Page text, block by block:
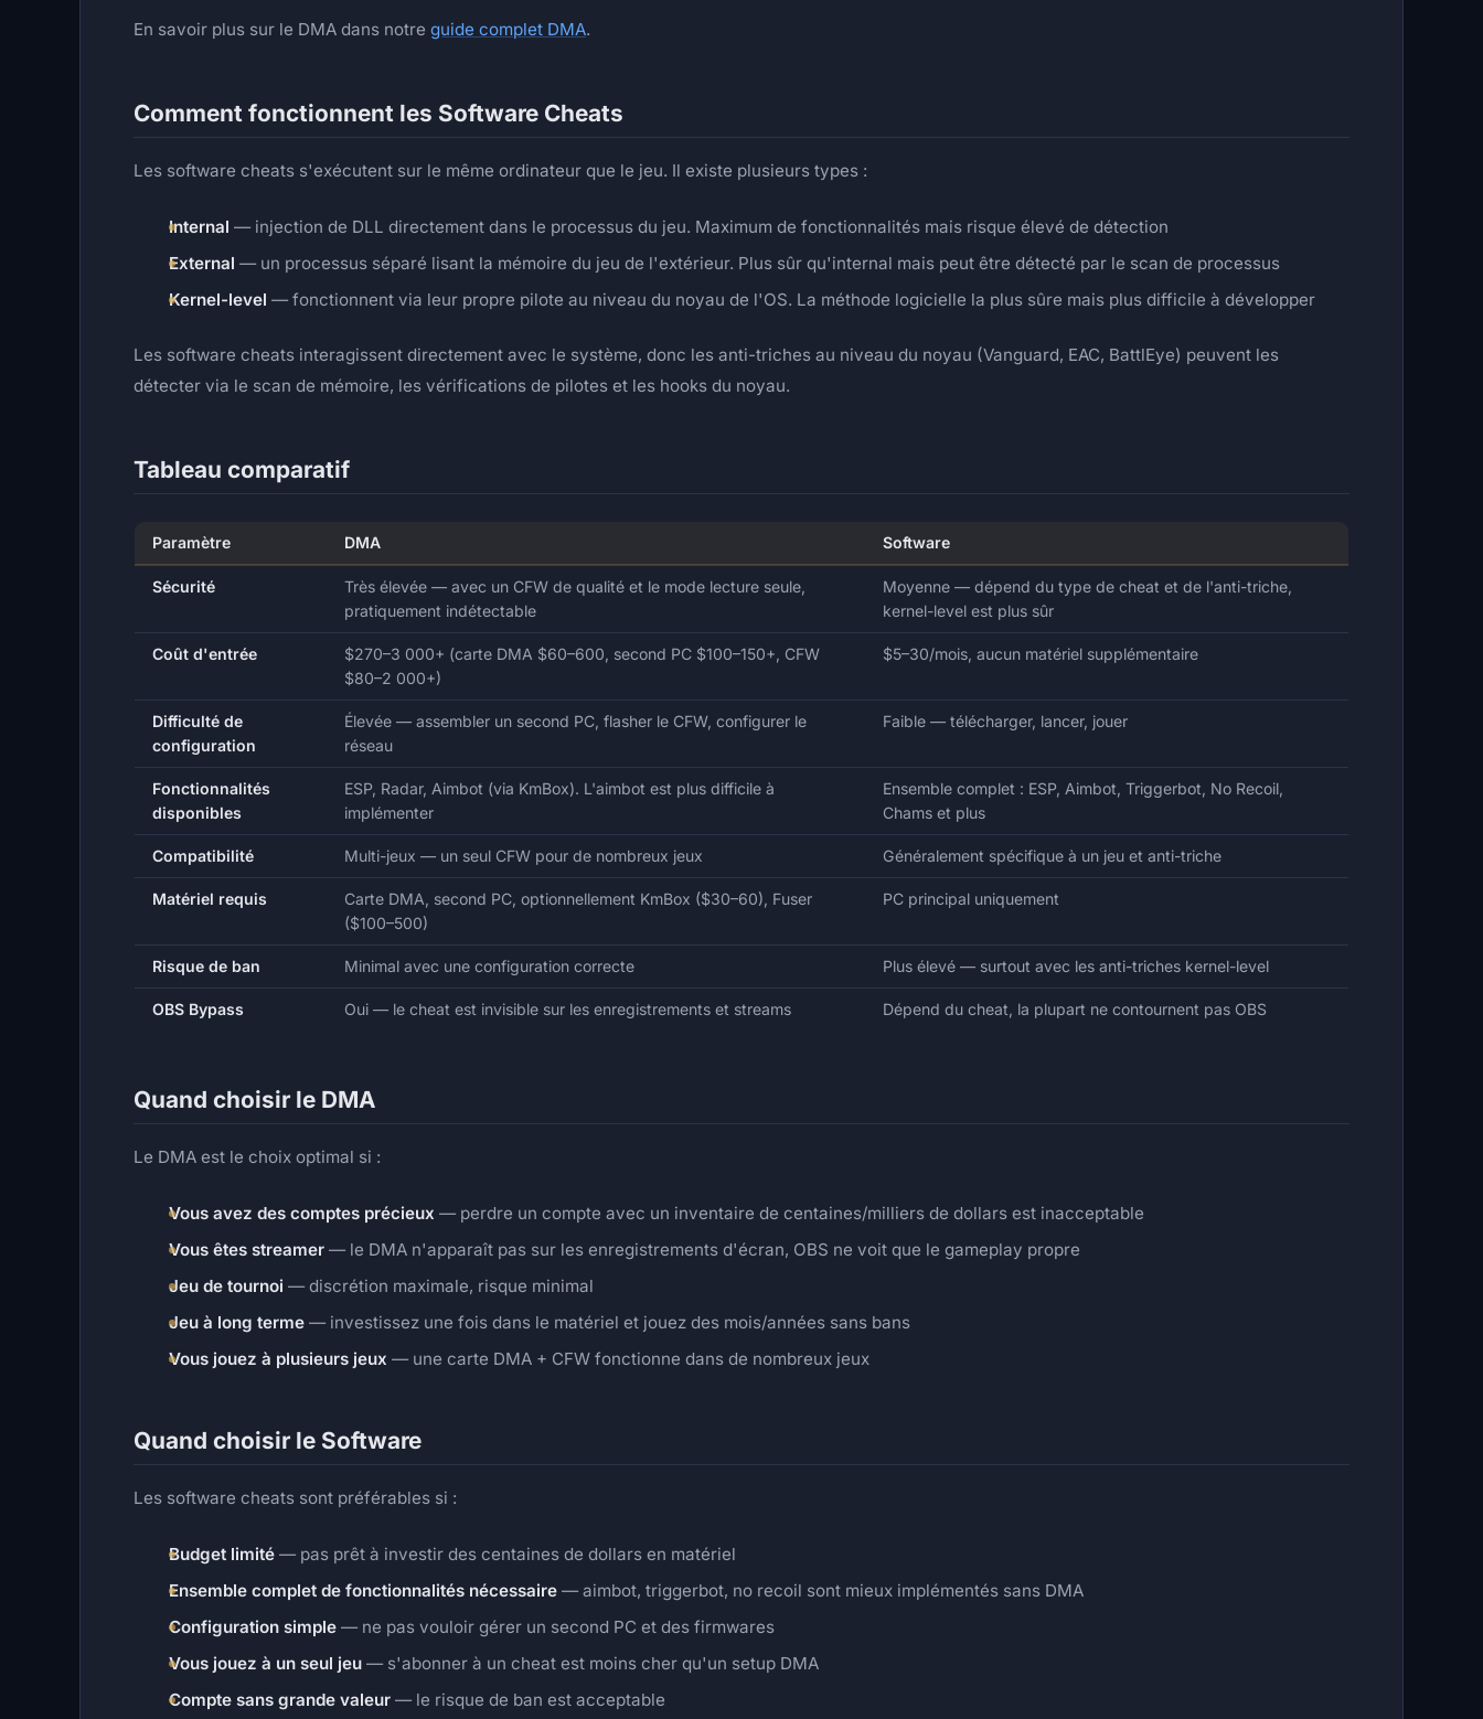
En savoir plus sur le DMA dans notre guide complet DMA.
Comment fonctionnent les Software Cheats
Les software cheats s'exécutent sur le même ordinateur que le jeu. Il existe plusieurs types :
Internal — injection de DLL directement dans le processus du jeu. Maximum de fonctionnalités mais risque élevé de détection
External — un processus séparé lisant la mémoire du jeu de l'extérieur. Plus sûr qu'internal mais peut être détecté par le scan de processus
Kernel-level — fonctionnent via leur propre pilote au niveau du noyau de l'OS. La méthode logicielle la plus sûre mais plus difficile à développer
Les software cheats interagissent directement avec le système, donc les anti-triches au niveau du noyau (Vanguard, EAC, BattlEye) peuvent les
détecter via le scan de mémoire, les vérifications de pilotes et les hooks du noyau.
Tableau comparatif
Paramètre DMA Software
Sécurité
Très élevée — avec un CFW de qualité et le mode lecture seule,
pratiquement indétectable
Moyenne — dépend du type de cheat et de l'anti-triche,
kernel-level est plus sûr
Coût d'entrée
$270–3 000+ (carte DMA $60–600, second PC $100–150+, CFW
$80–2 000+)
$5–30/mois, aucun matériel supplémentaire
Difficulté de
configuration
Élevée — assembler un second PC, flasher le CFW, configurer le
réseau
Faible — télécharger, lancer, jouer
Fonctionnalités
disponibles
ESP, Radar, Aimbot (via KmBox). L'aimbot est plus difficile à
implémenter
Ensemble complet : ESP, Aimbot, Triggerbot, No Recoil,
Chams et plus
Compatibilité Multi-jeux — un seul CFW pour de nombreux jeux Généralement spécifique à un jeu et anti-triche
Matériel requis
Carte DMA, second PC, optionnellement KmBox ($30–60), Fuser
($100–500)
PC principal uniquement
Risque de ban Minimal avec une configuration correcte Plus élevé — surtout avec les anti-triches kernel-level
OBS Bypass Oui — le cheat est invisible sur les enregistrements et streams Dépend du cheat, la plupart ne contournent pas OBS
Quand choisir le DMA
Le DMA est le choix optimal si :
Vous avez des comptes précieux — perdre un compte avec un inventaire de centaines/milliers de dollars est inacceptable
Vous êtes streamer — le DMA n'apparaît pas sur les enregistrements d'écran, OBS ne voit que le gameplay propre
Jeu de tournoi — discrétion maximale, risque minimal
Jeu à long terme — investissez une fois dans le matériel et jouez des mois/années sans bans
Vous jouez à plusieurs jeux — une carte DMA + CFW fonctionne dans de nombreux jeux
Quand choisir le Software
Les software cheats sont préférables si :
Budget limité — pas prêt à investir des centaines de dollars en matériel
Ensemble complet de fonctionnalités nécessaire — aimbot, triggerbot, no recoil sont mieux implémentés sans DMA
Configuration simple — ne pas vouloir gérer un second PC et des firmwares
Vous jouez à un seul jeu — s'abonner à un cheat est moins cher qu'un setup DMA
Compte sans grande valeur — le risque de ban est acceptable